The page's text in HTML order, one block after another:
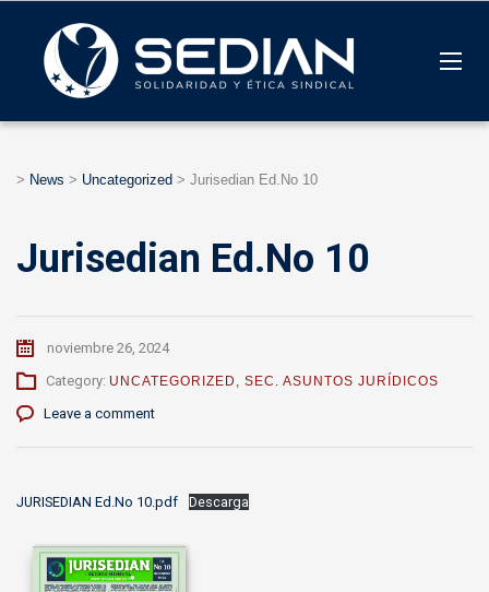
> News > Uncategorized > Jurisedian Ed.No 10
Jurisedian Ed.No 10
noviembre 26, 2024
Category: UNCATEGORIZED , SEC. ASUNTOS JURÍDICOS
Leave a comment
JURISEDIAN Ed.No 10.pdf Descarga